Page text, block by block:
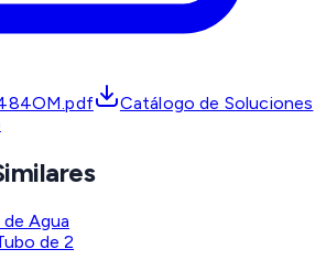
Catálogo de Soluciones